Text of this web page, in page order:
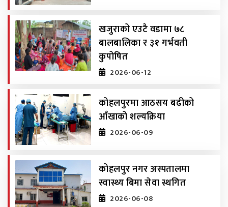
खजुराको एउटै वडामा ७८
बालबालिका र ३१ गर्भवती
कुपोषित
2026-06-12
कोहलपुरमा आठसय बढीको
आँखाको शल्यक्रिया
2026-06-09
कोहलपुर नगर अस्पतालमा
स्वास्थ्य बिमा सेवा स्थगित
2026-06-08